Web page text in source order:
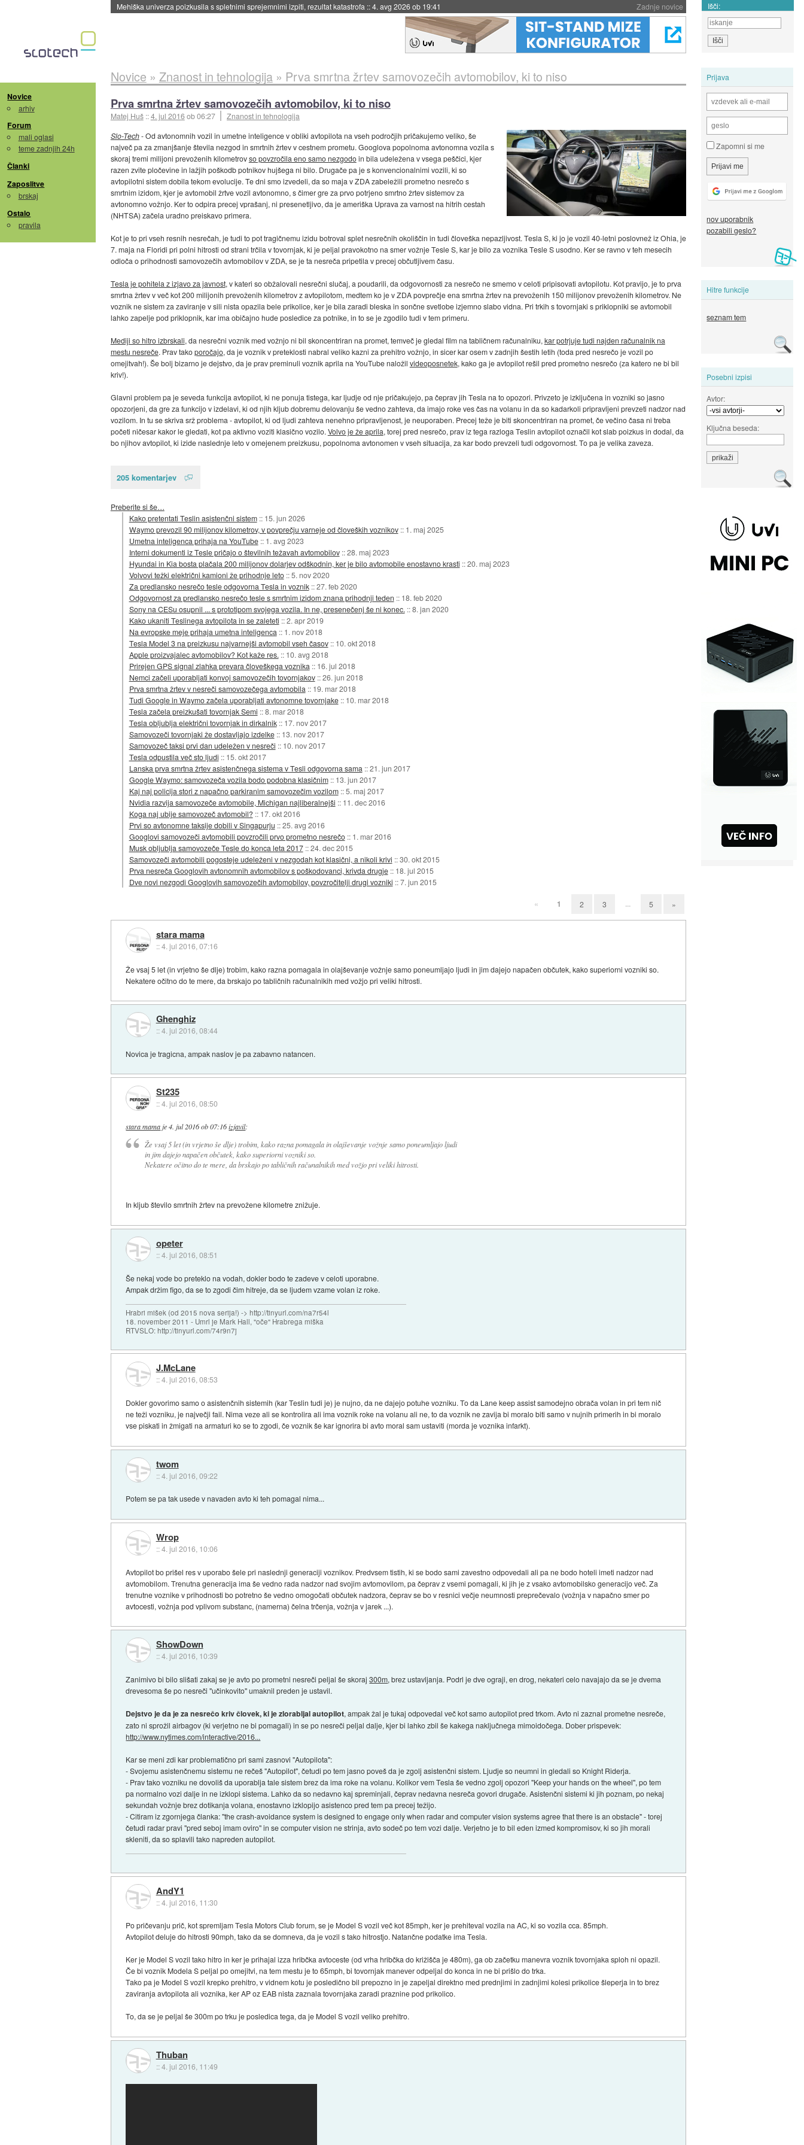
Zadnje novice
Evropska vesoljska agencija razvija svojo raketo za večkratno uporabo::4. avg 2026 ob 19:41 Išči:
Novice
arhiv
Forum
mali oglasi
teme zadnjih 24h
Članki
Zaposlitve
brskaj
Ostalo
pravila
Prijava
Zapomni si me
nov uporabnik
pozabili geslo?
Hitre funkcije
seznam tem
Posebni izpisi
Avtor:
Ključna beseda:
Novice » Znanost in tehnologija» Prva smrtna žrtev samovozečih avtomobilov, ki to niso
Prva smrtna žrtev samovozečih avtomobilov, ki to niso
Matej Huš ::4. jul 2016ob 06:27
Znanost in tehnologija
Slo-Tech- Od avtonomnih vozil in umetne inteligence v obliki avtopilota na vseh področjih pričakujemo veliko, še
največ pa za zmanjšanje števila nezgod in smrtnih žrtev v cestnem prometu. Googlova popolnoma avtonomna vozila s
skoraj tremi milijoni prevoženih kilometrovso povzročila eno samo nezgodoin bila udeležena v vsega peščici, kjer
razen zvite pločevine in lažjih poškodb potnikov hujšega ni bilo. Drugače pa je s konvencionalnimi vozili, ki so
avtopilotni sistem dobila tekom evolucije. Te dni smo izvedeli, da so maja v ZDA zabeležili prometno nesrečo s
smrtnim izidom, kjer je avtomobil žrtve vozil avtonomno, s čimer gre za prvo potrjeno smrtno žrtev sistemov za
avtonomno vožnjo. Ker to odpira precej vprašanj, ni presenetljivo, da je ameriška Uprava za varnost na hitrih cestah
(NHTSA) začela uradno preiskavo primera.
Kot je to pri vseh resnih nesrečah, je tudi to pot tragičnemu izidu botroval splet nesrečnih okoliščin in tudi človeška nepazljivost. Tesla S, ki jo je vozil 40-letni poslovnež iz Ohia, je
7. maja na Floridi pri polni hitrosti od strani trčila v tovornjak, ki je peljal pravokotno na smer vožnje Tesle S, kar je bilo za voznika Tesle S usodno. Ker se ravno v teh mesecih
odloča o prihodnosti samovozečih avtomobilov v ZDA, se je ta nesreča pripetila v precej občutljivem času.
Tesla je pohitela z izjavo za javnost, v kateri so obžalovali nesrečni slučaj, a poudarili, da odgovornosti za nesrečo ne smemo v celoti pripisovati avtopilotu. Kot pravijo, je to prva
smrtna žrtev v več kot 200 milijonih prevoženih kilometrov z avtopilotom, medtem ko je v ZDA povprečje ena smrtna žrtev na prevoženih 150 milijonov prevoženih kilometrov. Ne
voznik ne sistem za zaviranje v sili nista opazila bele prikolice, ker je bila zaradi bleska in sončne svetlobe izjemno slabo vidna. Pri trkih s tovornjaki s priklopniki se avtomobil
lahko zapelje pod priklopnik, kar ima običajno hude posledice za potnike, in to se je zgodilo tudi v tem primeru.
Mediji so hitro izbrskali, da nesrečni voznik med vožnjo ni bil skoncentriran na promet, temveč je gledal film na tabličnem računalniku, kar potrjuje tudi najden računalnik na
mestu nesreče. Prav takoporočajo, da je voznik v preteklosti nabral veliko kazni za prehitro vožnjo, in sicer kar osem v zadnjih šestih letih (toda pred nesrečo je vozil po
omejitvah!). Še bolj bizarno je dejstvo, da je prav preminuli voznik aprila na YouTube naložil videoposnetek, kako ga je avtopilot rešil pred prometno nesrečo (za katero ne bi bil
kriv!).
Glavni problem pa je seveda funkcija avtopilot, ki ne ponuja tistega, kar ljudje od nje pričakujejo, pa čeprav jih Tesla na to opozori. Privzeto je izključena in vozniki so jasno
opozorjeni, da gre za funkcijo v izdelavi, ki od njih kljub dobremu delovanju še vedno zahteva, da imajo roke ves čas na volanu in da so kadarkoli pripravljeni prevzeti nadzor nad
vozilom. In tu se skriva srž problema - avtopilot, ki od ljudi zahteva nenehno pripravljenost, je neuporaben. Precej teže je biti skoncentriran na promet, če večino časa ni treba
početi ničesar kakor le gledati, kot pa aktivno voziti klasično vozilo. Volvo je že aprila, torej pred nesrečo, prav iz tega razloga Teslin avtopilot označil kot slab poizkus in dodal, da
bo njihov avtopilot, ki izide naslednje leto v omejenem preizkusu, popolnoma avtonomen v vseh situacija, za kar bodo prevzeli tudi odgovornost. To pa je velika zaveza.
205 komentarjev
Preberite si še…
Kako pretentati Teslin asistenčni sistem :: 15. jun 2026
Waymo prevozil 90 milijonov kilometrov, v povprečju varneje od človeških voznikov :: 1. maj 2025
Umetna inteligenca prihaja na YouTube :: 1. avg 2023
Interni dokumenti iz Tesle pričajo o številnih težavah avtomobilov ::28. maj 2023
Hyundai in Kia bosta plačala 200 milijonov dolarjev odškodnin, ker je bilo avtomobile enostavno krasti ::20. maj 2023
Volvovi težki električni kamioni že prihodnje leto ::5. nov 2020
Za predlansko nesrečo tesle odgovorna Tesla in voznik ::27. feb 2020
Odgovornost za predlansko nesrečo tesle s smrtnim izidom znana prihodnji teden :: 18. feb 2020
Sony na CESu osupnil ... s prototipom svojega vozila. In ne, presenečenj še ni konec. ::8. jan 2020
Kako ukaniti Teslinega avtopilota in se zaleteti ::2. apr 2019
Na evropske meje prihaja umetna inteligenca :: 1. nov 2018
Tesla Model 3 na preizkusu najvarnejši avtomobil vseh časov :: 10. okt 2018
Apple proizvajalec avtomobilov? Kot kaže res. :: 10. avg 2018
Prirejen GPS signal zlahka prevara človeškega voznika :: 16. jul 2018
Nemci začeli uporabljati konvoj samovozečih tovornjakov ::26. jun 2018
Prva smrtna žrtev v nesreči samovozečega avtomobila :: 19. mar 2018
Tudi Google in Waymo začela uporabljati avtonomne tovornjake :: 10. mar 2018
Tesla začela preizkušati tovornjak Semi ::8. mar 2018
Tesla obljublja električni tovornjak in dirkalnik :: 17. nov 2017
Samovozeči tovornjaki že dostavljajo izdelke :: 13. nov 2017
Samovozeč taksi prvi dan udeležen v nesreči :: 10. nov 2017
Tesla odpustila več sto ljudi :: 15. okt 2017
Lanska prva smrtna žrtev asistenčnega sistema v Tesli odgovorna sama ::21. jun 2017
Google Waymo: samovozeča vozila bodo podobna klasičnim :: 13. jun 2017
Kaj naj policija stori z napačno parkiranim samovozečim vozilom ::5. maj 2017
Nvidia razvija samovozeče avtomobile, Michigan najliberalnejši :: 11. dec 2016
Koga naj ubije samovozeč avtomobil? :: 17. okt 2016
Prvi so avtonomne taksije dobili v Singapurju ::25. avg 2016
Googlovi samovozeči avtomobili povzročili prvo prometno nesrečo :: 1. mar 2016
Musk obljublja samovozeče Tesle do konca leta 2017 ::24. dec 2015
Samovozeči avtomobili pogosteje udeleženi v nezgodah kot klasični, a nikoli krivi ::30. okt 2015
Prva nesreča Googlovih avtonomnih avtomobilov s poškodovanci, krivda drugje :: 18. jul 2015
Dve novi nezgodi Googlovih samovozečih avtomobilov, povzročitelji drugi vozniki ::7. jun 2015
« 1 2 3 ... 5 »
stara mama
::4. jul 2016, 07:16
Že vsaj 5 let (in vrjetno še dlje) trobim, kako razna pomagala in olajševanje vožnje samo poneumljajo ljudi in jim dajejo napačen občutek, kako superiorni vozniki so.
Nekatere očitno do te mere, da brskajo po tabličnih računalnikih med vožjo pri veliki hitrosti.
Ghenghiz
::4. jul 2016, 08:44
Novica je tragicna, ampak naslov je pa zabavno natancen.
St235
::4. jul 2016, 08:50
stara mama je4. jul 2016 ob 07:16 izjavil:
Že vsaj 5 let (in vrjetno še dlje) trobim, kako razna pomagala in olajševanje vožnje samo poneumljajo ljudi
in jim dajejo napačen občutek, kako superiorni vozniki so.
Nekatere očitno do te mere, da brskajo po tabličnih računalnikih med vožjo pri veliki hitrosti.
In kljub število smrtnih žrtev na prevožene kilometre znižuje.
opeter
::4. jul 2016, 08:51
Še nekaj vode bo preteklo na vodah, dokler bodo te zadeve v celoti uporabne.
Ampak držim figo, da se to zgodi čim hitreje, da se ljudem vzame volan iz roke.
Hrabri mišek (od 2015 nova serija!) -> http://tinyurl.com/na7r54l
18. november 2011 - Umrl je Mark Hall, "oče" Hrabrega miška
RTVSLO: http://tinyurl.com/74r9n7j
J.McLane
::4. jul 2016, 08:53
Dokler govorimo samo o asistenčnih sistemih (kar Teslin tudi je) je nujno, da ne dajejo potuhe vozniku. To da Lane keep assist samodejno obrača volan in pri tem nič
ne teži vozniku, je največji fail. Nima veze ali se kontrolira ali ima voznik roke na volanu ali ne, to da voznik ne zavija bi moralo biti samo v nujnih primerih in bi moralo
vse piskati in žmigati na armaturi ko se to zgodi, če voznik še kar ignorira bi avto moral sam ustaviti (morda je voznika infarkt).
twom
::4. jul 2016, 09:22
Potem se pa tak usede v navaden avto ki teh pomagal nima...
Wrop
::4. jul 2016, 10:06
Avtopilot bo prišel res v uporabo šele pri naslednji generaciji voznikov. Predvsem tistih, ki se bodo sami zavestno odpovedali ali pa ne bodo hoteli imeti nadzor nad
avtomobilom. Trenutna generacija ima še vedno rada nadzor nad svojim avtomovilom, pa čeprav z vsemi pomagali, ki jih je z vsako avtomobilsko generacijo več. Za
trenutne voznike v prihodnosti bo potretno še vedno omogočati občutek nadzora, čeprav se bo v resnici večje neumnosti preprečevalo (vožnja v napačno smer po
avtocesti, vožnja pod vplivom substanc, (namerna) čelna trčenja, vožnja v jarek ...).
ShowDown
::4. jul 2016, 10:39
Zanimivo bi bilo slišati zakaj se je avto po prometni nesreči peljal še skoraj300m, brez ustavljanja. Podrl je dve ograji, en drog, nekateri celo navajajo da se je dvema
drevesoma še po nesreči "učinkovito" umaknil preden je ustavil.
Dejstvo je da je za nesrečo kriv človek, ki je zlorabljal autopilot, ampak žal je tukaj odpovedal več kot samo autopilot pred trkom. Avto ni zaznal prometne nesreče,
zato ni sprožil airbagov (ki verjetno ne bi pomagali) in se po nesreči peljal dalje, kjer bi lahko zbil še kakega naključnega mimoidočega. Dober prispevek:
http://www.nytimes.com/interactive/2016...
Kar se meni zdi kar problematično pri sami zasnovi "Autopilota":
- Svojemu asistenčnemu sistemu ne rečeš "Autopilot", četudi po tem jasno poveš da je zgolj asistenčni sistem. Ljudje so neumni in gledali so Knight Riderja.
- Prav tako vozniku ne dovoliš da uporablja tale sistem brez da ima roke na volanu. Kolikor vem Tesla še vedno zgolj opozori "Keep your hands on the wheel", po tem
pa normalno vozi dalje in ne izklopi sistema. Lahko da so nedavno kaj spreminjali, čeprav nedavna nesreča govori drugače. Asistenčni sistemi ki jih poznam, po nekaj
sekundah vožnje brez dotikanja volana, enostavno izklopijo asistenco pred tem pa precej težijo.
- Citiram iz zgornjega članka: "the crash-avoidance system is designed to engage only when radar and computer vision systems agree that there is an obstacle" - torej
četudi radar pravi "pred seboj imam oviro" in se computer vision ne strinja, avto sodeč po tem vozi dalje. Verjetno je to bil eden izmed kompromisov, ki so jih morali
skleniti, da so splavili tako napreden autopilot.
AndY1
::4. jul 2016, 11:30
Po pričevanju prič, kot spremljam Tesla Motors Club forum, se je Model S vozil več kot 85mph, ker je prehiteval vozila na AC, ki so vozila cca. 85mph.
Avtopilot deluje do hitrosti 90mph, tako da se domneva, da je vozil s tako hitrostjo. Natančne podatke ima Tesla.
Ker je Model S vozil tako hitro in ker je prihajal izza hribčka avtoceste (od vrha hribčka do križišča je 480m), ga ob začetku manevra voznik tovornjaka sploh ni opazil.
Če bi voznik Modela S peljal po omejitvi, na tem mestu je to 65mph, bi tovornjak manever odpeljal do konca in ne bi prišlo do trka.
Tako pa je Model S vozil krepko prehitro, v vidnem kotu je posledično bil prepozno in je zapeljal direktno med prednjimi in zadnjimi kolesi prikolice šleperja in to brez
zaviranja avtopilota ali voznika, ker AP oz EAB nista zaznala tovornjaka zaradi praznine pod prikolico.
To, da se je peljal še 300m po trku je posledica tega, da je Model S vozil veliko prehitro.
Thuban
::4. jul 2016, 11:49